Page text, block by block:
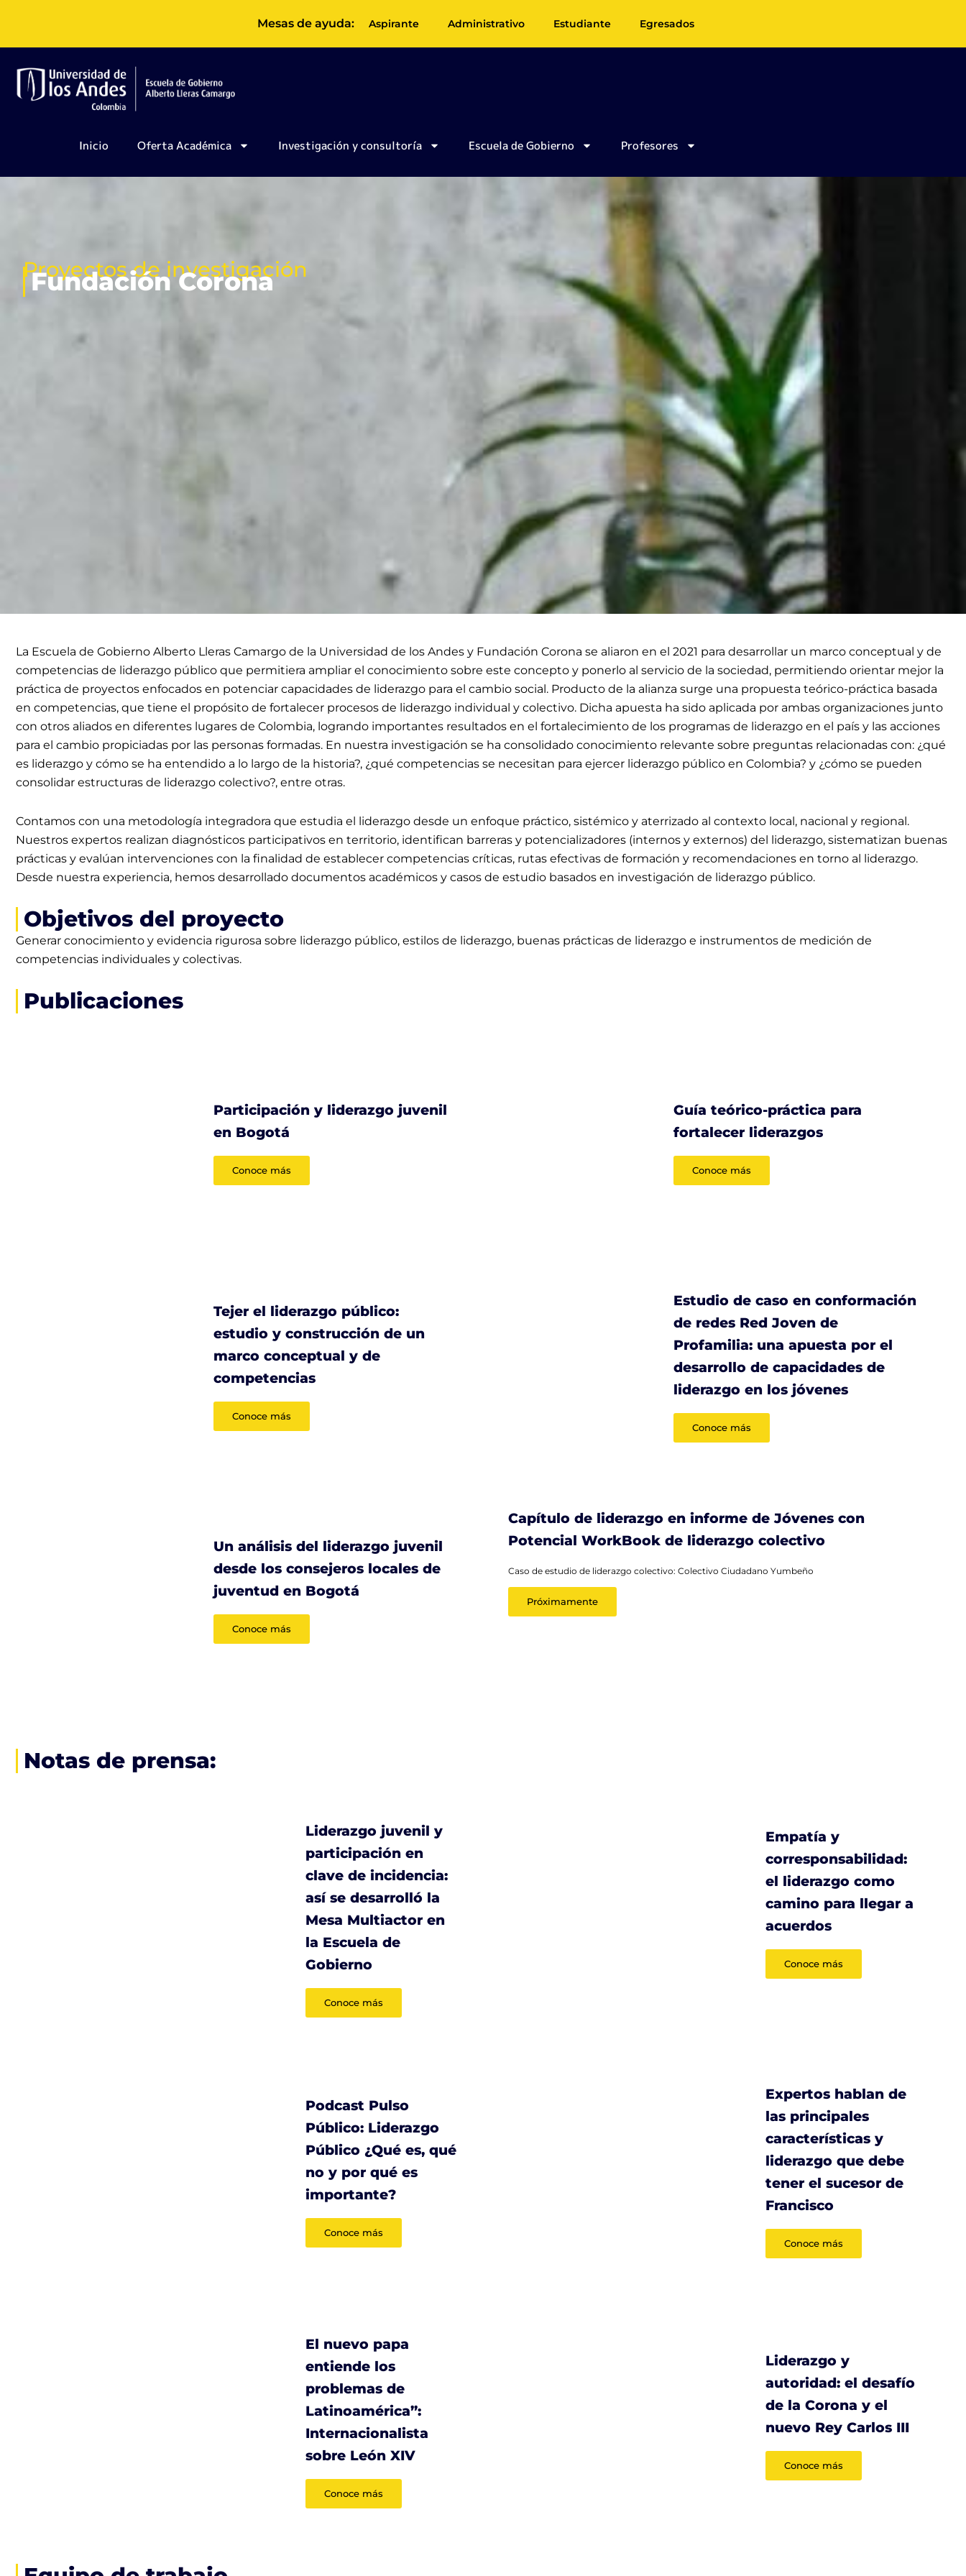
contenido
Mesas de ayuda: Aspirante Administrativo Estudiante Egresados
Inicio Oferta Académica Investigación y consultoría Escuela de Gobierno Profesores
Proyectos de investigación
Fundación Corona
La Escuela de Gobierno Alberto Lleras Camargo de la Universidad de los Andes y Fundación Corona se aliaron en el 2021 para desarrollar un marco conceptual y de
competencias de liderazgo público que permitiera ampliar el conocimiento sobre este concepto y ponerlo al servicio de la sociedad, permitiendo orientar mejor la
práctica de proyectos enfocados en potenciar capacidades de liderazgo para el cambio social. Producto de la alianza surge una propuesta teórico-práctica basada
en competencias, que tiene el propósito de fortalecer procesos de liderazgo individual y colectivo. Dicha apuesta ha sido aplicada por ambas organizaciones junto
con otros aliados en diferentes lugares de Colombia, logrando importantes resultados en el fortalecimiento de los programas de liderazgo en el país y las acciones
para el cambio propiciadas por las personas formadas. En nuestra investigación se ha consolidado conocimiento relevante sobre preguntas relacionadas con: ¿qué
es liderazgo y cómo se ha entendido a lo largo de la historia?, ¿qué competencias se necesitan para ejercer liderazgo público en Colombia? y ¿cómo se pueden
consolidar estructuras de liderazgo colectivo?, entre otras.
Contamos con una metodología integradora que estudia el liderazgo desde un enfoque práctico, sistémico y aterrizado al contexto local, nacional y regional.
Nuestros expertos realizan diagnósticos participativos en territorio, identifican barreras y potencializadores (internos y externos) del liderazgo, sistematizan buenas
prácticas y evalúan intervenciones con la finalidad de establecer competencias críticas, rutas efectivas de formación y recomendaciones en torno al liderazgo.
Desde nuestra experiencia, hemos desarrollado documentos académicos y casos de estudio basados en investigación de liderazgo público.
Objetivos del proyecto
Generar conocimiento y evidencia rigurosa sobre liderazgo público, estilos de liderazgo, buenas prácticas de liderazgo e instrumentos de medición de
competencias individuales y colectivas.
Publicaciones
Participación y liderazgo juvenil
en Bogotá
Conoce más
Guía teórico-práctica para
fortalecer liderazgos
Conoce más
Tejer el liderazgo público:
estudio y construcción de un
marco conceptual y de
competencias
Conoce más
Estudio de caso en conformación
de redes Red Joven de
Profamilia: una apuesta por el
desarrollo de capacidades de
liderazgo en los jóvenes
Conoce más
Un análisis del liderazgo juvenil
desde los consejeros locales de
juventud en Bogotá
Conoce más
Capítulo de liderazgo en informe de Jóvenes con
Potencial WorkBook de liderazgo colectivo
Caso de estudio de liderazgo colectivo: Colectivo Ciudadano Yumbeño
Próximamente
Notas de prensa:
Liderazgo juvenil y
participación en
clave de incidencia:
así se desarrolló la
Mesa Multiactor en
la Escuela de
Gobierno
Conoce más
Empatía y
corresponsabilidad:
el liderazgo como
camino para llegar a
acuerdos
Conoce más
Podcast Pulso
Público: Liderazgo
Público ¿Qué es, qué
no y por qué es
importante?
Conoce más
Expertos hablan de
las principales
características y
liderazgo que debe
tener el sucesor de
Francisco
Conoce más
El nuevo papa
entiende los
problemas de
Latinoamérica”:
Internacionalista
sobre León XIV
Conoce más
Liderazgo y
autoridad: el desafío
de la Corona y el
nuevo Rey Carlos III
Conoce más